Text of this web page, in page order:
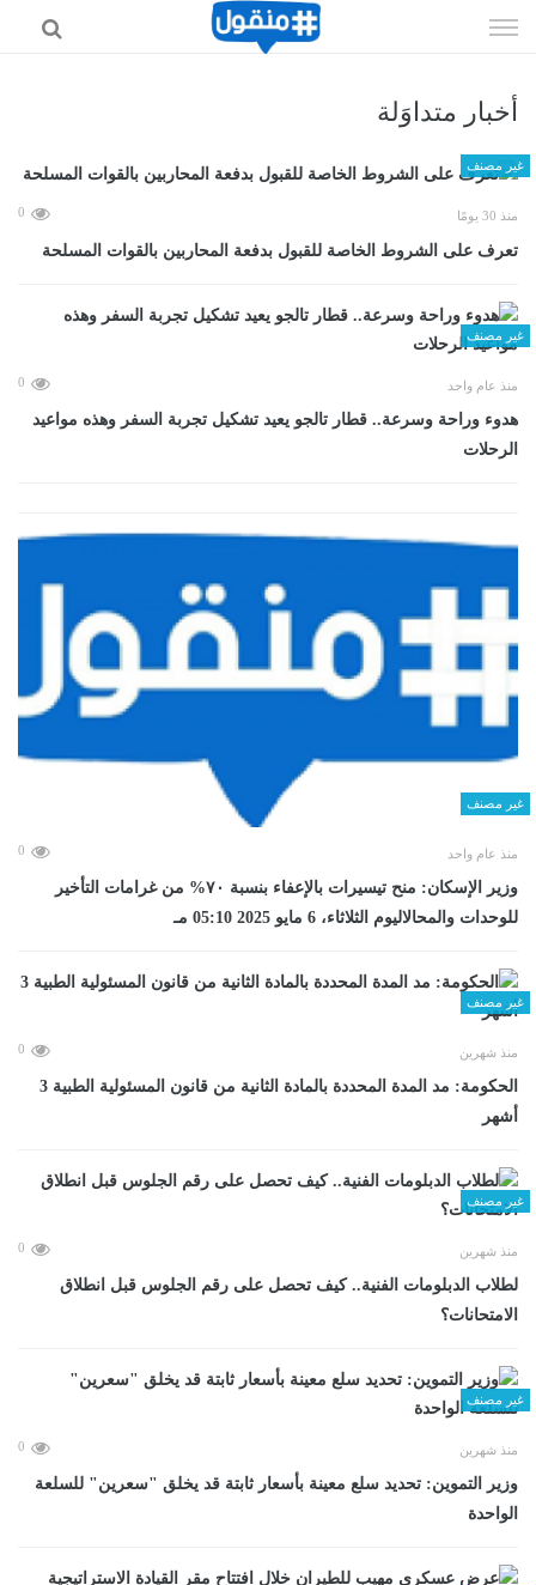
الى
أخبار متداوَلة
غير مصنف
منذ 30 يومًا 0
تعرف على الشروط الخاصة للقبول بدفعة المحاربين بالقوات المسلحة
غير مصنف
منذ عام واحد 0
هدوء وراحة وسرعة.. قطار تالجو يعيد تشكيل تجربة السفر وهذه مواعيد
الرحلات
غير مصنف
منذ عام واحد 0
وزير الإسكان: منح تيسيرات بالإعفاء بنسبة ٧٠% من غرامات التأخير
للوحدات والمحالاليوم الثلاثاء، 6 مايو 2025 05:10 مـ
غير مصنف
منذ شهرين 0
الحكومة: مد المدة المحددة بالمادة الثانية من قانون المسئولية الطبية 3
أشهر
غير مصنف
منذ شهرين 0
لطلاب الدبلومات الفنية.. كيف تحصل على رقم الجلوس قبل انطلاق
الامتحانات؟
غير مصنف
منذ شهرين 0
وزير التموين: تحديد سلع معينة بأسعار ثابتة قد يخلق "سعرين" للسلعة
الواحدة